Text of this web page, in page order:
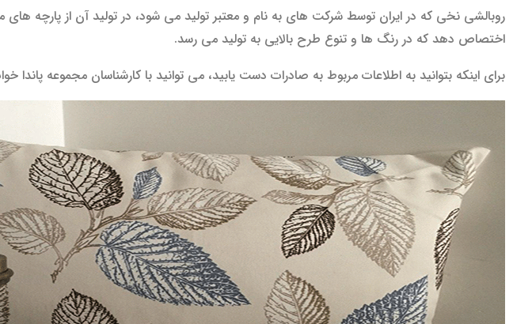
روبالشی نخی که در ایران توسط شرکت های به نام و معتبر تولید می شود، در تولید آن از پارچه
اختصاص دهد که در رنگ ها و تنوع طرح بالایی به تولید می رسد.
برای اینکه بتوانید به اطلاعات مربوط به صادرات دست یابید، می توانید با کارشناسان مجموعه پاندا